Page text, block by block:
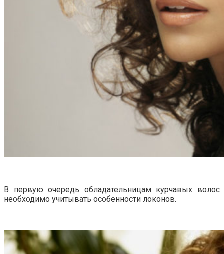
В первую очередь обладательницам курчавых волос
необходимо учитывать особенности локонов.